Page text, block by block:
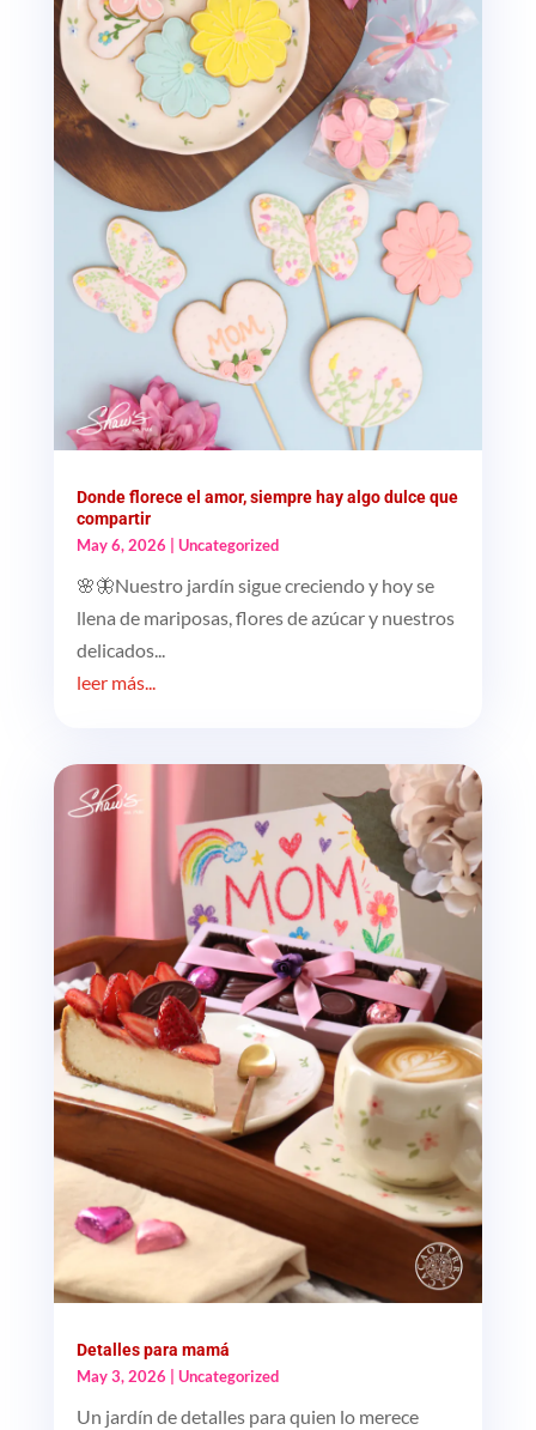
Donde florece el amor, siempre hay algo dulce que
compartir
May 6, 2026
Uncategorized
🌸🦋Nuestro jardín sigue creciendo y hoy se
llena de mariposas, flores de azúcar y nuestros
delicados...
leer más...
Detalles para mamá
May 3, 2026
Uncategorized
Un jardín de detalles para quien lo merece